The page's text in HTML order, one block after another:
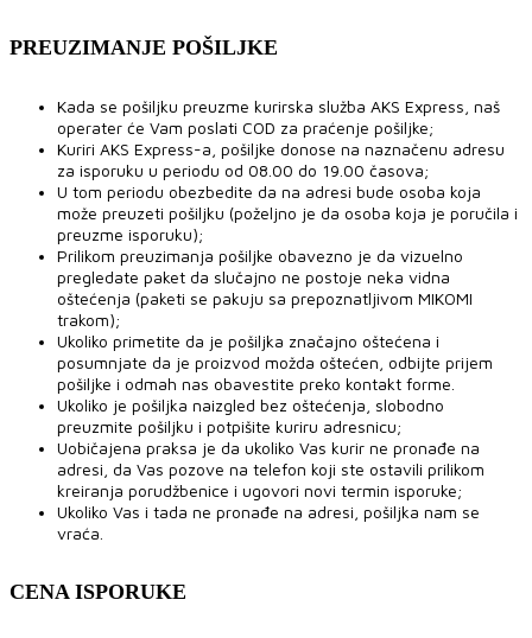
PREUZIMANJE POŠILJKE
Kada se pošiljku preuzme kurirska služba AKS Express, naš
operater će Vam poslati COD za praćenje pošiljke;
Kuriri AKS Express-a, pošiljke donose na naznačenu adresu
za isporuku u periodu od 08.00 do 19.00 časova;
U tom periodu obezbedite da na adresi bude osoba koja
može preuzeti pošiljku (poželjno je da osoba koja je poručila i
preuzme isporuku);
Prilikom preuzimanja pošiljke obavezno je da vizuelno
pregledate paket da slučajno ne postoje neka vidna
oštećenja (paketi se pakuju sa prepoznatljivom MIKOMI
trakom);
Ukoliko primetite da je pošiljka značajno oštećena i
posumnjate da je proizvod možda oštećen, odbijte prijem
pošiljke i odmah nas obavestite preko kontakt forme.
Ukoliko je pošiljka naizgled bez oštećenja, slobodno
preuzmite pošiljku i potpišite kuriru adresnicu;
Uobičajena praksa je da ukoliko Vas kurir ne pronađe na
adresi, da Vas pozove na telefon koji ste ostavili prilikom
kreiranja porudžbenice i ugovori novi termin isporuke;
Ukoliko Vas i tada ne pronađe na adresi, pošiljka nam se
vraća.
CENA ISPORUKE